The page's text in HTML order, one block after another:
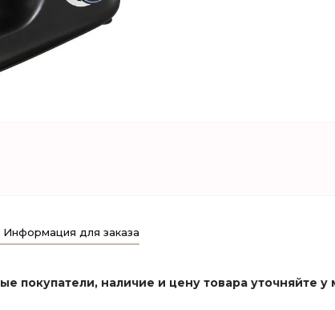
Информация для заказа
покупатели, наличие и цену товара уточняйте